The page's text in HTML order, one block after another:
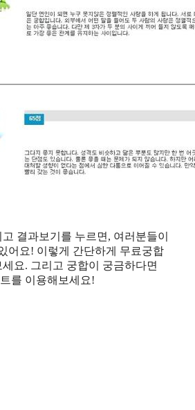
결과보기를 누르면, 여러분들이
어요! 이렇게 간단하게 무료궁합
요. 그리고 궁합이 궁금하다면
를 이용해보세요!